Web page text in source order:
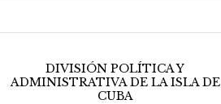
DIVISIÓN POLÍTICA Y
ADMINISTRATIVA DE LA ISLA DE
CUBA